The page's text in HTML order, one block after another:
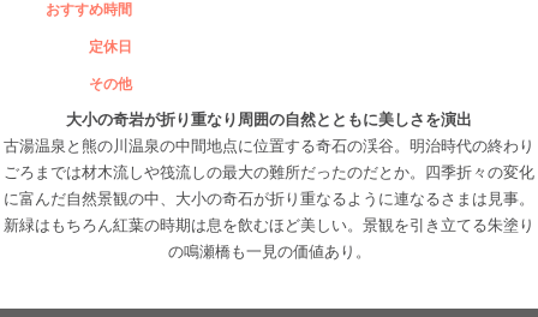
おすすめ時間
定休日
その他
大小の奇岩が折り重なり周囲の自然とともに美しさを演出
古湯温泉と熊の川温泉の中間地点に位置する奇石の渓谷。明治時代の終わり
ごろまでは材木流しや筏流しの最大の難所だったのだとか。四季折々の変化
に富んだ自然景観の中、大小の奇石が折り重なるように連なるさまは見事。
新緑はもちろん紅葉の時期は息を飲むほど美しい。景観を引き立てる朱塗り
の鳴瀬橋も一見の価値あり。